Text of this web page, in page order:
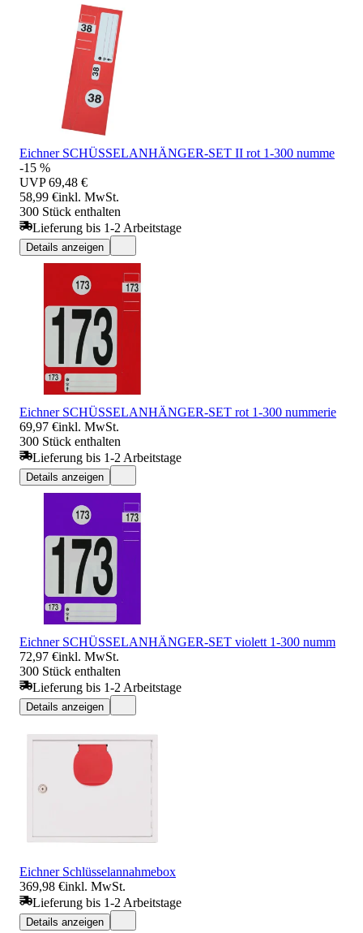
Eichner SCHÜSSELANHÄNGER-SET II rot 1-300 numme
-15 %
UVP 69,48 €
58,99 €inkl. MwSt.
300 Stück enthalten
Lieferung bis 1-2 Arbeitstage
Details anzeigen
Eichner SCHÜSSELANHÄNGER-SET rot 1-300 nummerie
69,97 €inkl. MwSt.
300 Stück enthalten
Lieferung bis 1-2 Arbeitstage
Details anzeigen
Eichner SCHÜSSELANHÄNGER-SET violett 1-300 numm
72,97 €inkl. MwSt.
300 Stück enthalten
Lieferung bis 1-2 Arbeitstage
Details anzeigen
Eichner Schlüsselannahmebox
369,98 €inkl. MwSt.
Lieferung bis 1-2 Arbeitstage
Details anzeigen